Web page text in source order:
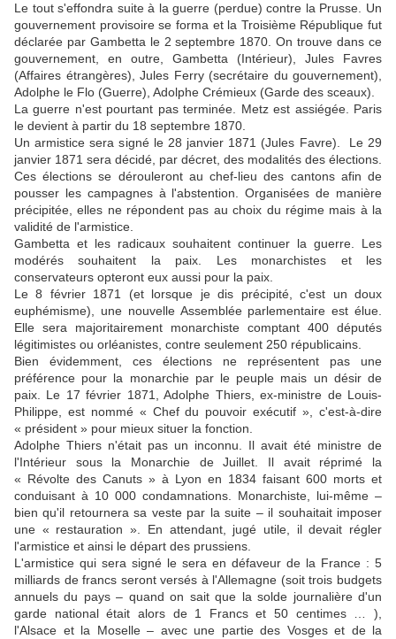
Le tout s'effondra suite à la guerre (perdue) contre la Prusse. Un
gouvernement provisoire se forma et la Troisième République fut
déclarée par Gambetta le 2 septembre 1870. On trouve dans ce
gouvernement, en outre, Gambetta (Intérieur), Jules Favres
(Affaires étrangères), Jules Ferry (secrétaire du gouvernement),
Adolphe le Flo (Guerre), Adolphe Crémieux (Garde des sceaux).
La guerre n'est pourtant pas terminée. Metz est assiégée. Paris
le devient à partir du 18 septembre 1870.
Un armistice sera signé le 28 janvier 1871 (Jules Favre). Le 29
janvier 1871 sera décidé, par décret, des modalités des élections.
Ces élections se dérouleront au chef-lieu des cantons afin de
pousser les campagnes à l'abstention. Organisées de manière
précipitée, elles ne répondent pas au choix du régime mais à la
validité de l'armistice.
Gambetta et les radicaux souhaitent continuer la guerre. Les
modérés souhaitent la paix. Les monarchistes et les
conservateurs opteront eux aussi pour la paix.
Le 8 février 1871 (et lorsque je dis précipité, c'est un doux
euphémisme), une nouvelle Assemblée parlementaire est élue.
Elle sera majoritairement monarchiste comptant 400 députés
légitimistes ou orléanistes, contre seulement 250 républicains.
Bien évidemment, ces élections ne représentent pas une
préférence pour la monarchie par le peuple mais un désir de
paix. Le 17 février 1871, Adolphe Thiers, ex-ministre de Louis-
Philippe, est nommé « Chef du pouvoir exécutif », c'est-à-dire
« président » pour mieux situer la fonction.
Adolphe Thiers n'était pas un inconnu. Il avait été ministre de
l'Intérieur sous la Monarchie de Juillet. Il avait réprimé la
« Révolte des Canuts » à Lyon en 1834 faisant 600 morts et
conduisant à 10 000 condamnations. Monarchiste, lui-même –
bien qu'il retournera sa veste par la suite – il souhaitait imposer
une « restauration ». En attendant, jugé utile, il devait régler
l'armistice et ainsi le départ des prussiens.
L'armistice qui sera signé le sera en défaveur de la France : 5
milliards de francs seront versés à l'Allemagne (soit trois budgets
annuels du pays – quand on sait que la solde journalière d'un
garde national était alors de 1 Francs et 50 centimes … ),
l'Alsace et la Moselle – avec une partie des Vosges et de la